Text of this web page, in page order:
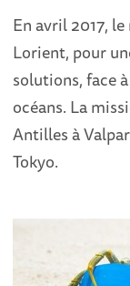
En avril 2017,
Lorient, pour
solutions, face
océans. La
Antilles à
Tokyo.